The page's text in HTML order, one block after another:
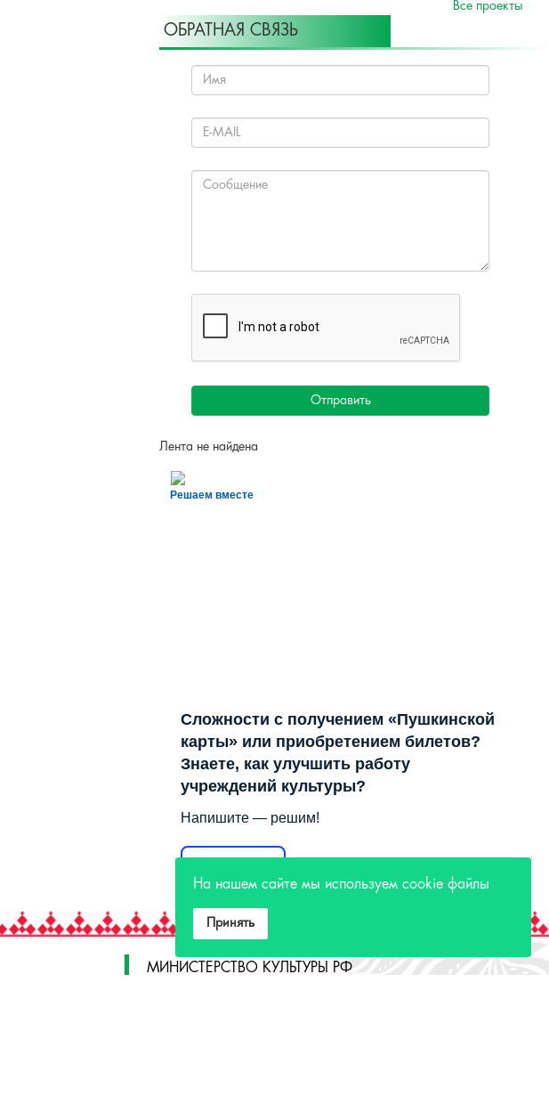
Все проекты
ОБРАТНАЯ СВЯЗЬ
Отправить
Лента не найдена
Решаем вместе
Сложности с получением «Пушкинской
карты» или приобретением билетов?
Знаете, как улучшить работу
учреждений культуры?
Напишите — решим!
МИНИСТЕРСТВО КУЛЬТУРЫ РФ
На нашем сайте мы используем cookie файлы
Принять